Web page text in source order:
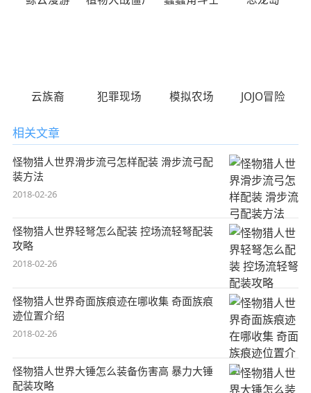
云族裔 犯罪现场 模拟农场 JOJO冒险
相关文章
怪物猎人世界滑步流弓怎样配装 滑步流弓配
装方法
2018-02-26
怪物猎人世界轻弩怎么配装 控场流轻弩配装
攻略
2018-02-26
怪物猎人世界奇面族痕迹在哪收集 奇面族痕
迹位置介绍
2018-02-26
怪物猎人世界大锤怎么装备伤害高 暴力大锤
配装攻略